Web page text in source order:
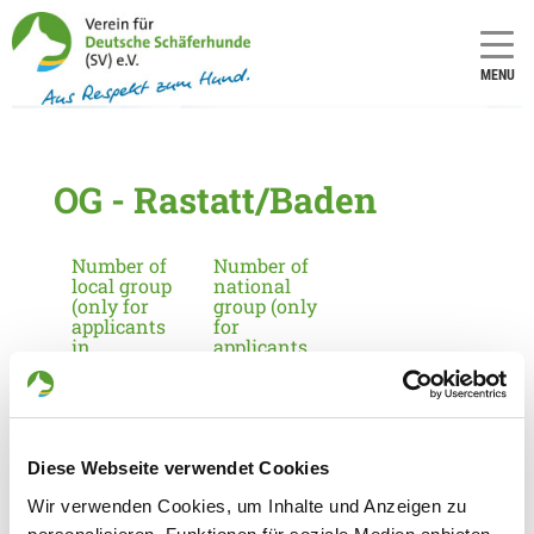
Diese Webseite verwendet Cookies
Wir verwenden Cookies, um Inhalte und Anzeigen zu
MENU
OG - Rastatt/Baden
Number of
local group
(only for
applicants
in
Number of
national
group (only
for
applicants
12
Contact: